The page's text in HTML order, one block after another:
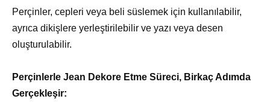
Perçinler, cepleri veya beli süslemek için kullanılabilir,
ayrıca dikişlere yerleştirilebilir ve yazı veya desen
oluşturulabilir.
Perçinlerle Jean Dekore Etme Süreci, Birkaç Adımda
Gerçekleşir: